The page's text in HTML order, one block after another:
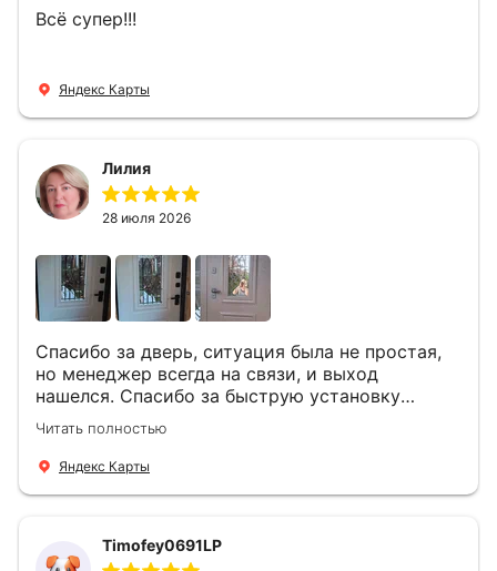
Всё супер!!!
Яндекс Карты
Лилия
28 июля 2026
Спасибо за дверь, ситуация была не простая,
но менеджер всегда на связи, и выход
нашелся. Спасибо за быструю установку
Роману, один и привёз, и установил. Надеюсь,
что дверь нам долго послужит
Читать полностью
Яндекс Карты
Timofey0691LP